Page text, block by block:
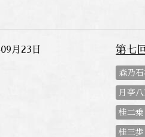
月23日 第七
森乃
月亭八
桂二乗
桂三歩